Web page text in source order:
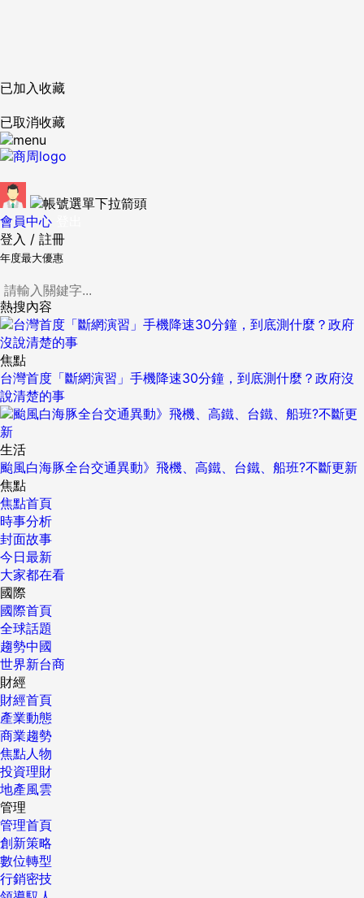
已加入收藏
已取消收藏
會員中心
登入 / 註冊
年度最大優惠
熱搜內容
焦點
台灣首度「斷網演習」手機降速30分鐘，到底測什麼？政府沒
說清楚的事
生活
颱風白海豚全台交通異動》飛機、高鐵、台鐵、船班?不斷更新
焦點
焦點首頁
時事分析
封面故事
今日最新
大家都在看
國際
國際首頁
全球話題
趨勢中國
世界新台商
財經
財經首頁
產業動態
商業趨勢
焦點人物
投資理財
地產風雲
管理
管理首頁
創新策略
數位轉型
行銷密技